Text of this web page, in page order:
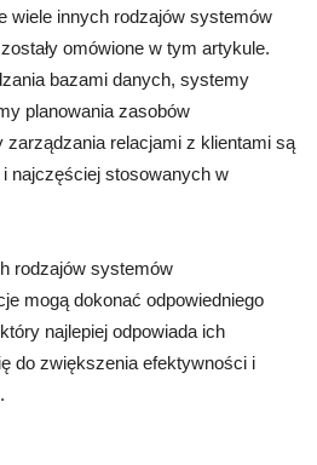
wiele innych rodzajów systemów
omówione w tym artykule.
bazami danych, systemy
planowania zasobów
relacjami z klientami są
najczęściej stosowanych w
rodzajów systemów
mogą dokonać odpowiedniego
najlepiej odpowiada ich
do zwiększenia efektywności i